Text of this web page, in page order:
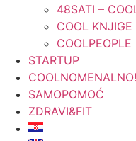
48SATI –
COOL KNJIGE
COOLPEOPLE
STARTUP
COOLNOMENALNO!
SAMOPOMOĆ
ZDRAVI&FIT